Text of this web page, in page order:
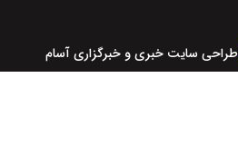
طراحی سایت خبری و خبرگزاری آسام